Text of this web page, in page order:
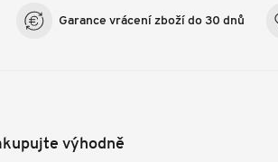
Garance vrácení zboží do 30 dnů
výhodně